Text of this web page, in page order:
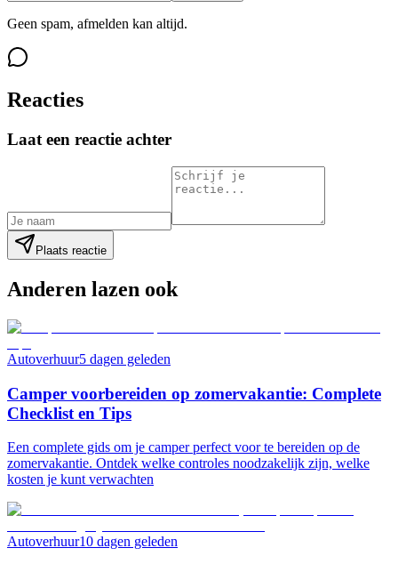
Geen spam, afmelden kan altijd.
Reacties
Laat een reactie achter
Plaats reactie
Anderen lazen ook
Autoverhuur5 dagen geleden
Camper voorbereiden op zomervakantie: Complete
Checklist en Tips
Een complete gids om je camper perfect voor te bereiden op de
zomervakantie. Ontdek welke controles noodzakelijk zijn, welke
kosten je kunt verwachten
Autoverhuur10 dagen geleden